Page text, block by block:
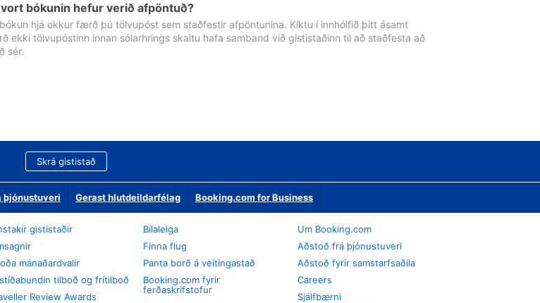
bókunin hefur verið afpöntuð?
hjá okkur færð þú tölvupóst sem staðfestir afpöntunina. Kíktu í innhólfið þitt ásamt
ekki tölvupóstinn innan sólarhrings skaltu hafa samband við gististaðinn til að staðfesta að
sér.
Skrá gististað
þjónustuveri Gerast hlutdeildarfélag Booking.com for Business
gististaðir
mánaðardvalir
tilboð og frítilboð
Review Awards
Bílaleiga
Finna flug
Panta borð á veitingastað
Booking.com fyrir
ferðaskrifstofur
Um Booking.com
Aðstoð frá þjónustuveri
Aðstoð fyrir samstarfsaðila
Careers
Sjálfbærni